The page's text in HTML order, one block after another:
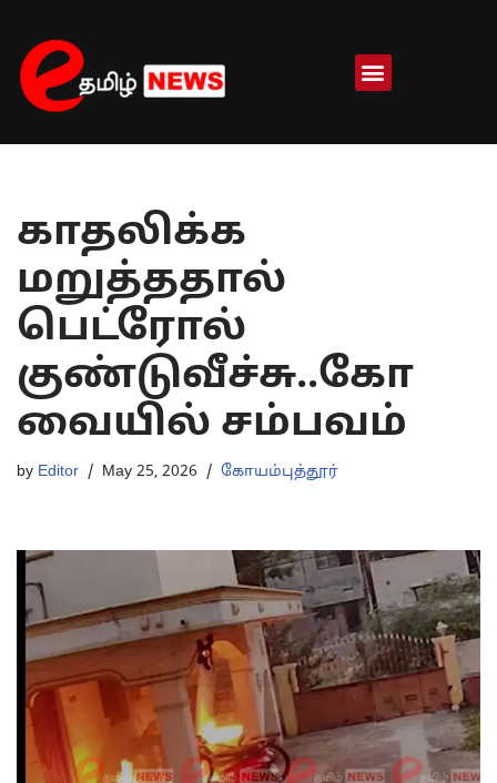
Skip
to
content
காதலிக்க
மறுத்ததால்
பெட்ரோல்
குண்டுவீச்சு..கோ
வையில் சம்பவம்
by Editor May 25, 2026 கோயம்புத்தூர்